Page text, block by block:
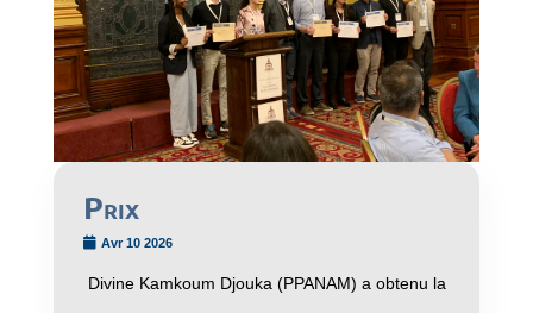
Prix
Avr 10 2026
Divine Kamkoum Djouka (PPANAM) a obtenu la